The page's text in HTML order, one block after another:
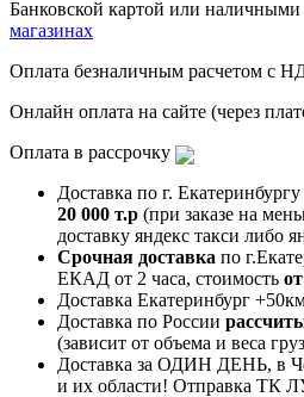
Банковской картой или
магазинах
Оплата безналичным расчетом с
Онлайн оплата на сайте (через
Оплата в рассрочку
Доставка по г. Екатеринбургу
20 000 т.р (при заказе на
доставку яндекс такси либо
Срочная доставка по
ЕКАД от 2 часа, стоимость
Доставка Екатеринбург
Доставка по России
(зависит от объема и веса
Доставка за ОДИН ДЕНЬ, в
и их области! Отправка ТК